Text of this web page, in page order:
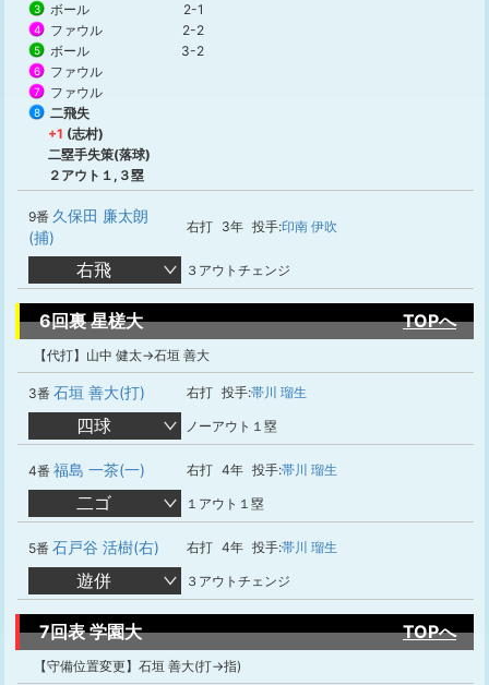
3 ボール 2-1
4 ファウル 2-2
5 ボール 3-2
6 ファウル
7 ファウル
8
二飛失
+1 (志村)
二塁手失策(落球)
２アウト１,３塁
9番 久保田 廉太朗
(捕)
右打 3年 投手:印南 伊吹
右飛 ３アウトチェンジ
6回裏 星槎大 TOPへ
【代打】山中 健太→石垣 善大
3番 石垣 善大(打) 右打 投手:帯川 瑠生
四球 ノーアウト１塁
4番 福島 一茶(一) 右打 4年 投手:帯川 瑠生
二ゴ １アウト１塁
5番 石戸谷 活樹(右) 右打 4年 投手:帯川 瑠生
遊併 ３アウトチェンジ
7回表 学園大 TOPへ
【守備位置変更】石垣 善大(打→指)